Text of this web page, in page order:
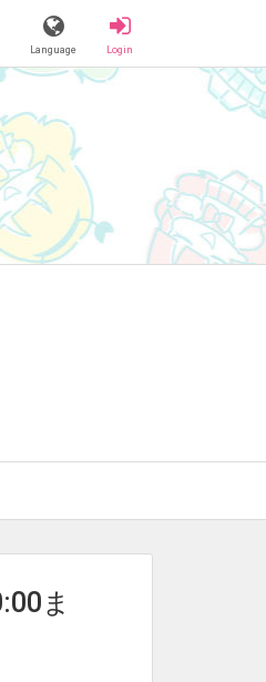
Language Login
ま